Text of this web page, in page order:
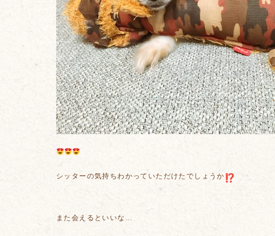
シッターの気持ちわかっていただけたでしょうか
また会えるといいな…